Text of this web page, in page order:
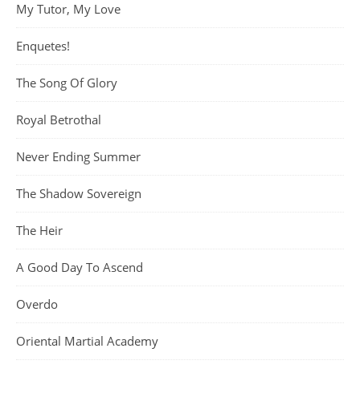
My Tutor, My Love
Enquetes!
The Song Of Glory
Royal Betrothal
Never Ending Summer
The Shadow Sovereign
The Heir
A Good Day To Ascend
Overdo
Oriental Martial Academy